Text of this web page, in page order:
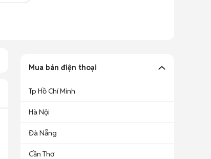
Mua bán điện thoại
Tp Hồ Chí Minh
Hà Nội
Đà Nẵng
Cần Thơ